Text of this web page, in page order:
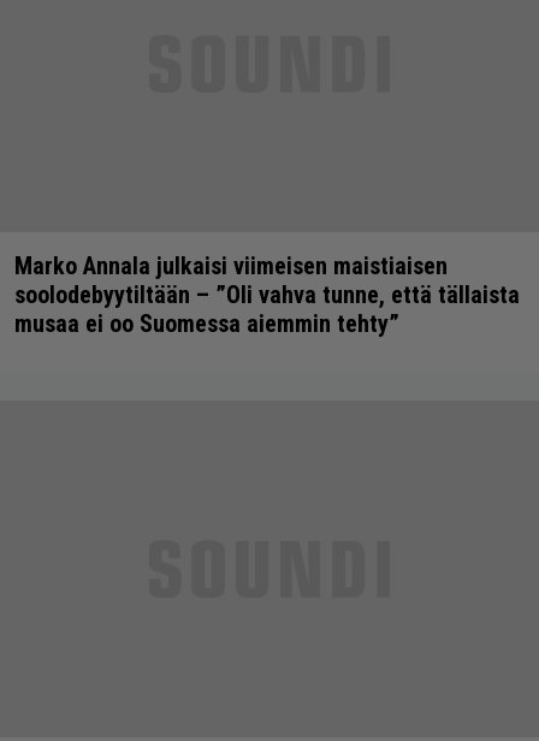
Marko Annala julkaisi viimeisen maistiaisen
soolodebyytiltään – ”Oli vahva tunne, että tällaista
musaa ei oo Suomessa aiemmin tehty”